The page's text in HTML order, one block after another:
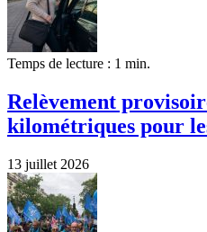
Temps de lecture : 1 min.
Relèvement
kilométriques pour
13 juillet 2026